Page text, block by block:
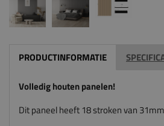
PRODUCTINFORMATIE
Volledig houten panelen!
Dit paneel heeft 18 stroken van